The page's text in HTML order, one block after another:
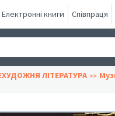
Електронні книги Співпраця
ЛІТЕРАТУРА